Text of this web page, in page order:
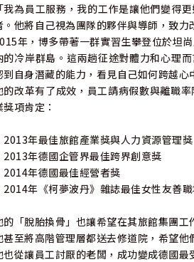
我為員工服務，我的工作是讓他們變得
。他將自己視為團隊的夥伴與導師，致力
年，博多帶著一群實習生攀登位於坦
的冷岸群島。這兩趟征途對體力和心理
到自身潛藏的能力，看見自己如何跨越心
的改革有了成效，員工請病假數與離職
獎項肯定：
年最佳旅館產業獎與人力資源管理獎
年德國企管界最佳跨界創意獎
年德國最佳經營者獎
年《柯夢波丹》雜誌最佳女性友善
的「脫胎換骨」也讓希望在其旅館集團
甚至將高階管理層都送去修道院，希望他
也從讓員工討厭的老闆，成功變成德國最